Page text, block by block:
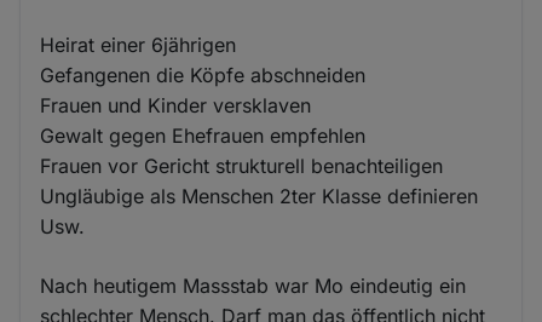
Heirat einer 6jährigen
Gefangenen die Köpfe abschneiden
Frauen und Kinder versklaven
Gewalt gegen Ehefrauen empfehlen
Frauen vor Gericht strukturell benachteiligen
Ungläubige als Menschen 2ter Klasse definieren
Usw.
Nach heutigem Massstab war Mo eindeutig ein
schlechter Mensch. Darf man das öffentlich nicht